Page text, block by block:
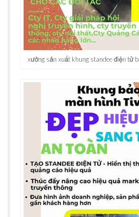
xưởng sản xuất khung standee điện tử